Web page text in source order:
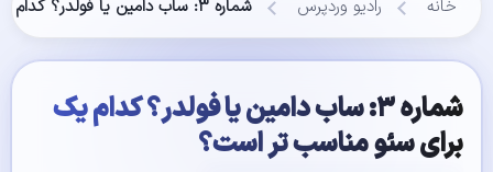
خانه رادیو وردپرس شماره ۳: ساب دامین یا فولدر؟ کدام یک برای سئو مناسب تر است؟
شماره ۳: ساب دامین یا فولدر؟ کدام یک
برای سئو مناسب تر است؟